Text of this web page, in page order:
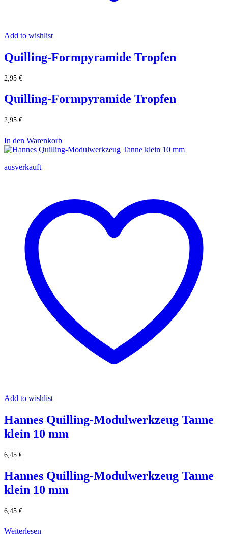
Add to wishlist
Quilling-Formpyramide Tropfen
2,95 €
Quilling-Formpyramide Tropfen
2,95 €
In den Warenkorb
ausverkauft
Add to wishlist
Hannes Quilling-Modulwerkzeug Tanne
klein 10 mm
6,45 €
Hannes Quilling-Modulwerkzeug Tanne
klein 10 mm
6,45 €
Weiterlesen